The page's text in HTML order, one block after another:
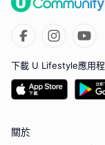
下載 U Lifestyle應用
關於